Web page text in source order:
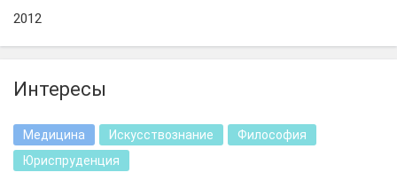
2012
Интересы
Медицина Искусствознание
Философия
Юриспруденция